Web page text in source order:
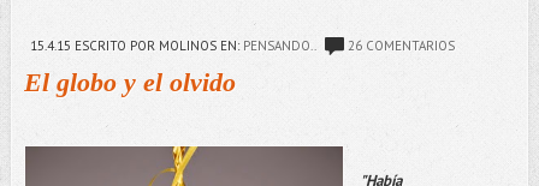
15.4.15 ESCRITO POR MOLINOS EN: PENSANDO.. 26 COMENTARIOS
El globo y el olvido
"Había